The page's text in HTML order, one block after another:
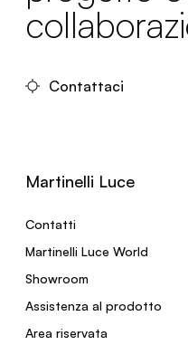
Contattaci
Martinelli Luce
Contatti
Martinelli Luce World
Showroom
Assistenza al prodotto
Area riservata